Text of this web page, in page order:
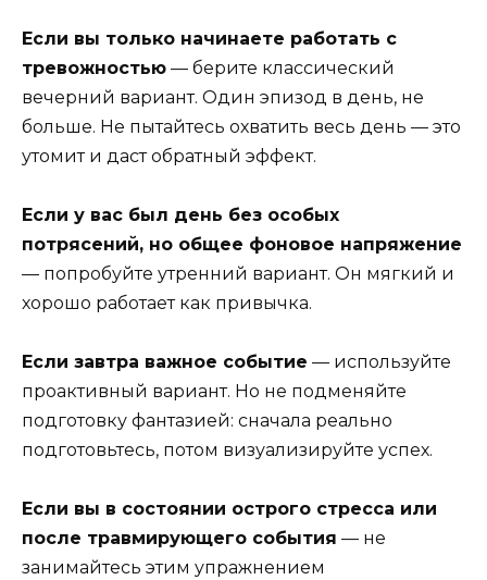
Если вы только начинаете работать с
тревожностью — берите классический
вечерний вариант. Один эпизод в день, не
больше. Не пытайтесь охватить весь день — это
утомит и даст обратный эффект.
Если у вас был день без особых
потрясений, но общее фоновое напряжение
— попробуйте утренний вариант. Он мягкий и
хорошо работает как привычка.
Если завтра важное событие — используйте
проактивный вариант. Но не подменяйте
подготовку фантазией: сначала реально
подготовьтесь, потом визуализируйте успех.
Если вы в состоянии острого стресса или
после травмирующего события — не
занимайтесь этим упражнением